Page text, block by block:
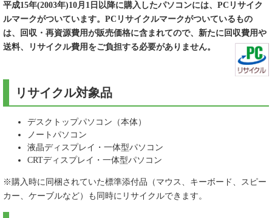
平成15年(2003年)10月1日以降に購入したパソコンには、PCリサイク
ルマークがついています。PCリサイクルマークがついているもの
は、回収・再資源費用が販売価格に含まれてので、新たに回収費用や
送料、リサイクル費用をご負担する必要がありません。
リサイクル対象品
デスクトップパソコン（本体）
ノートパソコン
液晶ディスプレイ・一体型パソコン
CRTディスプレイ・一体型パソコン
※購入時に同梱されていた標準添付品（マウス、キーボード、スピー
カー、ケーブルなど）も同時にリサイクルできます。